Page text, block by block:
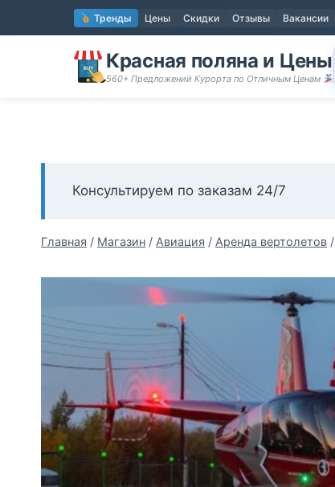
к
содержимому
Тренды Цены Скидки Отзывы Вакансии
Красная поляна и Цены
560+ Предложений Курорта по Отличным Ценам
Консультируем по заказам 24/7
Главная / Магазин / Авиация / Аренда вертолетов /